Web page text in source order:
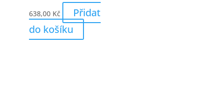
638,00 Kč
Přidat
do košíku